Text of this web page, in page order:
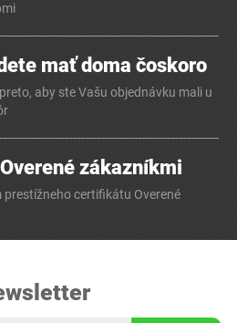
mať doma čoskoro
aby ste Vašu objednávku mali u
zákazníkmi
prestížneho certifikátu Overené